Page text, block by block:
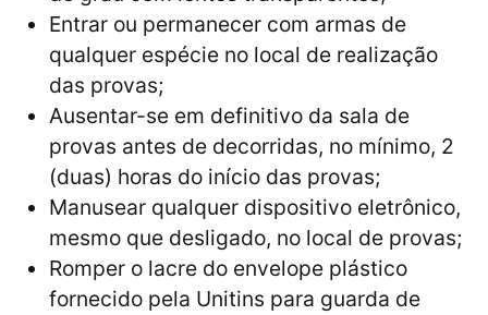
Entrar ou permanecer com armas de
qualquer espécie no local de realização
das provas;
Ausentar-se em definitivo da sala de
provas antes de decorridas, no mínimo, 2
(duas) horas do início das provas;
Manusear qualquer dispositivo eletrônico,
mesmo que desligado, no local de provas;
Romper o lacre do envelope plástico
fornecido pela Unitins para guarda de